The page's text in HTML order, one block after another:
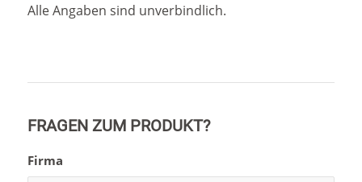
Alle Angaben sind unverbindlich.
FRAGEN ZUM PRODUKT?
Firma